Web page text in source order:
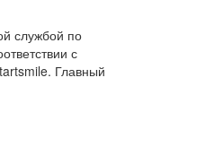
службой по
с
Главный